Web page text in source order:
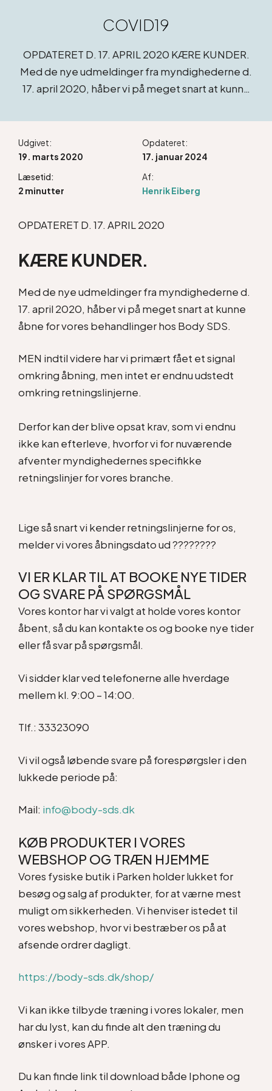
COVID19
OPDATERET D. 17. APRIL 2020 KÆRE KUNDER.
Med de nye udmeldinger fra myndighederne d.
17. april 2020, håber vi på meget snart at kunne
MEN indtil videre har vi primært fået et signal
omkring åbning, men intet er endnu udstedt
omkring retningslinjerne.⁠⁠Derfor kan der blive
opsat krav, som ...
OPDATERET D. 17. APRIL 2020
KÆRE KUNDER.
Med de nye udmeldinger fra myndighederne d.
17. april 2020, håber vi på meget snart at kunne
åbne for vores behandlinger hos Body SDS.
MEN indtil videre har vi primært fået et signal
omkring åbning, men intet er endnu udstedt
omkring retningslinjerne.⁠
Derfor kan der blive opsat krav, som vi endnu
ikke kan efterleve, hvorfor vi for nuværende
afventer myndighedernes specifikke
retningslinjer for vores branche.
Lige så snart vi kender retningslinjerne for os,
melder vi vores åbningsdato ud ????????⁠
VI ER KLAR TIL AT BOOKE NYE TIDER
OG SVARE PÅ SPØRGSMÅL
Vores kontor har vi valgt at holde vores kontor
åbent, så du kan kontakte os og booke nye tider
eller få svar på spørgsmål.
Vi sidder klar ved telefonerne alle hverdage
mellem kl. 9:00 – 14:00.
Tlf.: 33323090
Vi vil også løbende svare på forespørgsler i den
lukkede periode på:
Mail: info@body-sds.dk
KØB PRODUKTER I VORES
WEBSHOP OG TRÆN HJEMME
Vores fysiske butik i Parken holder lukket for
besøg og salg af produkter, for at værne mest
muligt om sikkerheden. Vi henviser istedet til
vores webshop, hvor vi bestræber os på at
afsende ordrer dagligt.
https://body-sds.dk/shop/
Vi kan ikke tilbyde træning i vores lokaler, men
har du lyst, kan du finde alt den træning du
ønsker i vores APP.
Du kan finde link til download både Iphone og
Udgivet:
19. marts 2020
Opdateret:
17. januar 2024
Læsetid:
2 minutter
Af:
Henrik Eiberg